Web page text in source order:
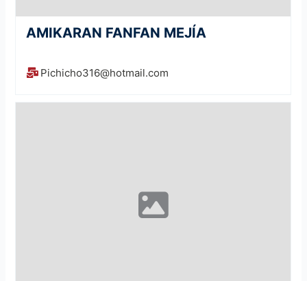
AMIKARAN FANFAN MEJÍA
Pichicho316@hotmail.com